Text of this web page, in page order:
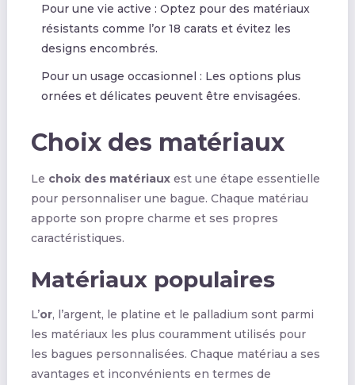
Pour une vie active : Optez pour des matériaux
résistants comme l’or 18 carats et évitez les
designs encombrés.
Pour un usage occasionnel : Les options plus
ornées et délicates peuvent être envisagées.
Choix des matériaux
Le choix des matériauxest une étape essentielle
pour personnaliser une bague. Chaque matériau
apporte son propre charme et ses propres
caractéristiques.
Matériaux populaires
L’or, l’argent, le platine et le palladium sont parmi
les matériaux les plus couramment utilisés pour
les bagues personnalisées. Chaque matériau a ses
avantages et inconvénients en termes de